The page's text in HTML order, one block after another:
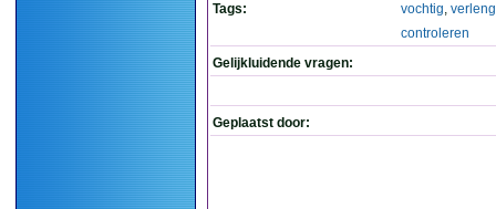
Tags:
vochtig,
controleren
Gelijkluidende vragen:
Geplaatst door: